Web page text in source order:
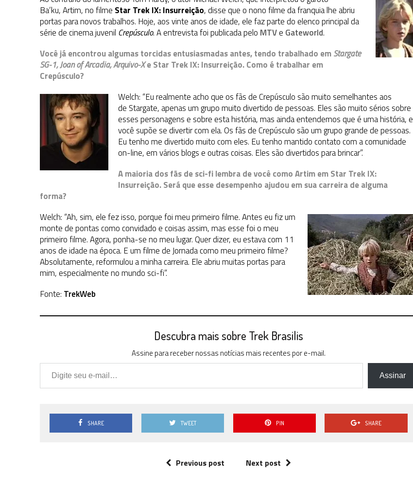
1 DE AGOSTO DE 2026 | ELENCO DE STRANGE NEW WORLDS ENCARA O FIM DE UMA ERA NA SDCC
31 DE JULHO DE 2026 | GRANDES JORNADAS | QUATRO EPISÓDIOS DESTAR TREKSOBRE DIFERENTES PONTOS DE VISTA
7 DE AGOSTO DE 2026 | GRANDES JORNADAS | SEIS EPISÓDIOS DE STAR TREKSOBRE PATERNIDADE
Ba’ku, Artim, no filme Star Trek IX: Insurreição, disse que o nono filme da franquia lhe abriu
portas para novos trabalhos. Hoje, aos vinte anos de idade, ele faz parte do elenco principal da
série de cinema juvenil Crepúsculo. A entrevista foi publicada pelo MTVe Gateworld.
Você já encontrou algumas torcidas entusiasmadas antes, tendo trabalhado emStargate
SG-1, Joan of Arcadia, Arquivo-Xe Star Trek IX: Insurreição. Como é trabalhar em
Crepúsculo?
Welch: “Eu realmente acho que os fãs de Crepúsculo são muito semelhantes aos
de Stargate, apenas um grupo muito divertido de pessoas. Eles são muito sérios sobre
esses personagens e sobre esta história, mas ainda entendemos que é uma história, e
você supõe se divertir com ela. Os fãs de Crepúsculo são um grupo grande de pessoas.
Eu tenho me divertido muito com eles. Eu tenho mantido contato com a comunidade
on-line, em vários blogs e outras coisas. Eles são divertidos para brincar”.
A maioria dos fãs de sci-fi lembra de você como Artim em Star Trek IX:
Insurreição. Será que esse desempenho ajudou em sua carreira de alguma
forma?
Welch: “Ah, sim, ele fez isso, porque foi meu primeiro filme. Antes eu fiz um
monte de pontas como convidado e coisas assim, mas esse foi o meu
primeiro filme. Agora, ponha-se no meu lugar. Quer dizer, eu estava com 11
anos de idade na época. E um filme de Jornada como meu primeiro filme?
Absolutamente, reformulou a minha carreira. Ele abriu muitas portas para
mim, especialmente no mundo sci-fi”.
Fonte: TrekWeb
Descubra mais sobre Trek Brasilis
Assine para receber nossas notícias mais recentes por e-mail.
Digite seu e-mail…
Assinar
SHARE TWEET PIN SHARE
Previous post Next post